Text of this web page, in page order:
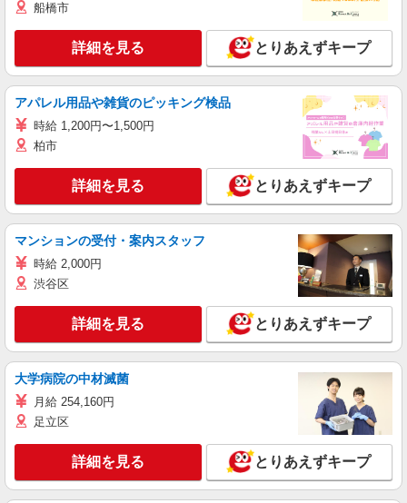
船橋市
詳細を見る とりあえずキープ
アパレル用品や雑貨のピッキング検品
時給 1,200円〜1,500円
柏市
詳細を見る とりあえずキープ
マンションの受付・案内スタッフ
時給 2,000円
渋谷区
詳細を見る とりあえずキープ
大学病院の中材滅菌
月給 254,160円
足立区
詳細を見る とりあえずキープ